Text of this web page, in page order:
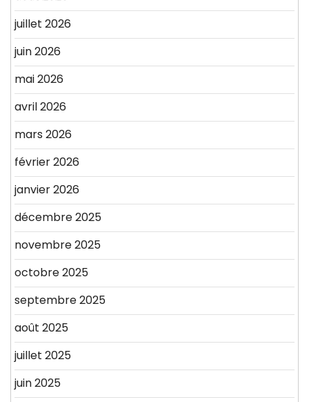
juillet 2026
juin 2026
mai 2026
avril 2026
mars 2026
février 2026
janvier 2026
décembre 2025
novembre 2025
octobre 2025
septembre 2025
août 2025
juillet 2025
juin 2025